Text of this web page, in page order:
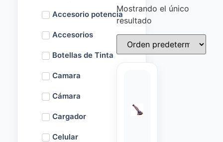
Accesorio potencia
Accesorios
Botellas de Tinta
Camara
Cámara
Cargador
Celular
Mostrando el único
resultado